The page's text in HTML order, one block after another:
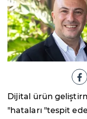
Dijital ürün
"hataları "tespit